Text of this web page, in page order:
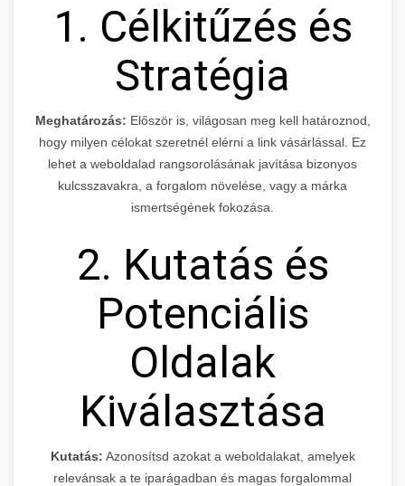
1. Célkitűzés és
Stratégia
Meghatározás: Először is, világosan meg kell határoznod,
hogy milyen célokat szeretnél elérni a link vásárlással. Ez
lehet a weboldalad rangsorolásának javítása bizonyos
kulcsszavakra, a forgalom növelése, vagy a márka
ismertségének fokozása.
2. Kutatás és
Potenciális
Oldalak
Kiválasztása
Kutatás: Azonosítsd azokat a weboldalakat, amelyek
relevánsak a te iparágadban és magas forgalommal